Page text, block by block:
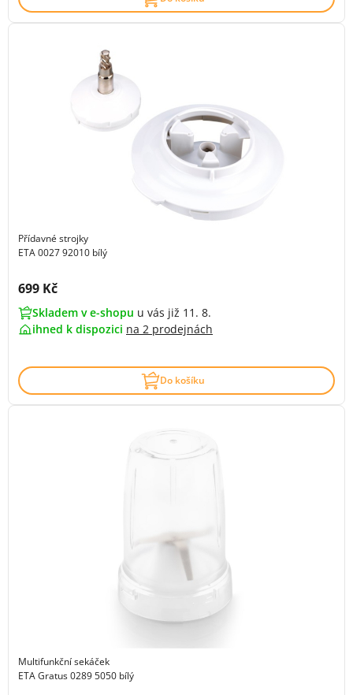
Přídavné strojky
ETA 0027 92010 bílý
Cena s DPH:
699 Kč
Skladem v e-shopu u vás již 11. 8.
ihned k dispozici na 2 prodejnách
Do košíku
Multifunkční sekáček
ETA Gratus 0289 5050 bílý